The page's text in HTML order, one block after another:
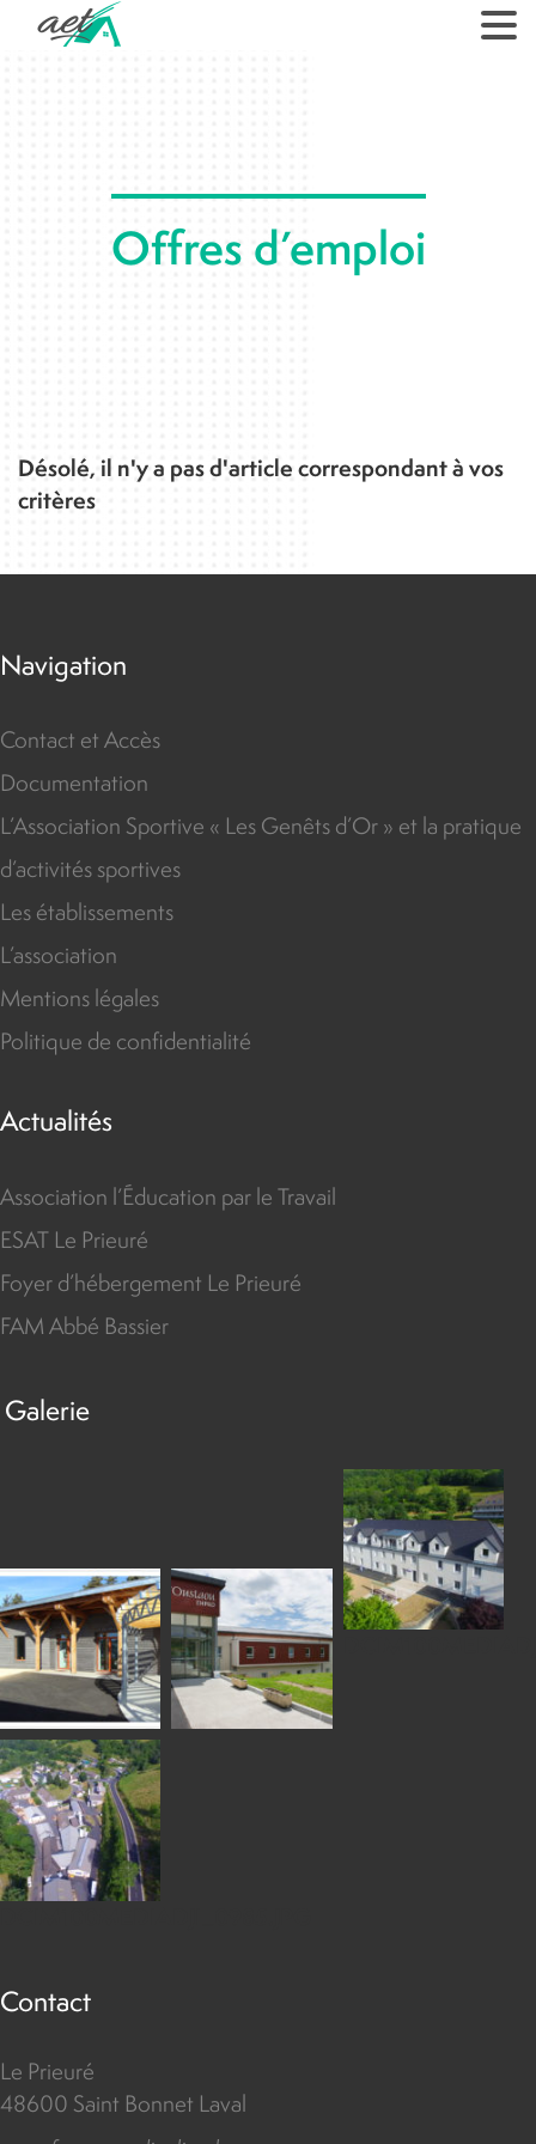
Offres d’emploi
Désolé, il n'y a pas d'article correspondant à vos
critères
Navigation
Contact et Accès
Documentation
L’Association Sportive « Les Genêts d’Or » et la pratique
d’activités sportives
Les établissements
L’association
Mentions légales
Politique de confidentialité
Actualités
Association l’Éducation par le Travail
ESAT Le Prieuré
Foyer d’hébergement Le Prieuré
FAM Abbé Bassier
Galerie
Contact
Le Prieuré
48600 Saint Bonnet Laval